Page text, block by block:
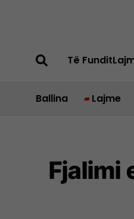
Të Fundit
Ballina Lajme
Fjalimi